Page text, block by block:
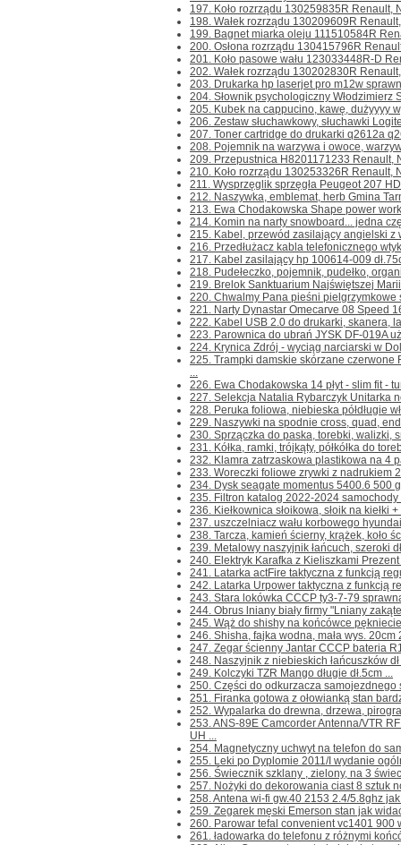
197. Koło rozrządu 130259835R Renault,
198. Wałek rozrządu 130209609R
199. Bagnet miarka oleju 111510584R
200. Osłona rozrządu 130415796R
201. Koło pasowe wału 123033448R-D
202. Wałek rozrządu 130202830R
203. Drukarka hp laserjet pro m12w
204. Słownik psychologiczny Włodzimierz
205. Kubek na cappucino, kawę, dużyyyy
206. Zestaw słuchawkowy, słuchawki
207. Toner cartridge do drukarki q2612a
208. Pojemnik na warzywa i owoce,
209. Przepustnica H8201171233 Renault,
210. Koło rozrządu 130253326R Renault,
211. Wysprzęglik sprzęgła Peugeot 207
212. Naszywka, emblemat, herb Gmina
213. Ewa Chodakowska Shape power
214. Komin na narty snowboard... jedna
215. Kabel, przewód zasilający angielski z
216. Przedłużacz kabla telefonicznego
217. Kabel zasilający hp 100614-009
218. Pudełeczko, pojemnik, pudełko,
219. Brelok Sanktuarium Najświętszej
220. Chwalmy Pana pieśni pielgrzymkowe
221. Narty Dynastar Omecarve 08 Speed
222. Kabel USB 2.0 do drukarki, skanera,
223. Parownica do ubrań JYSK DF-019A
224. Krynica Zdrój - wyciąg narciarski w
225. Trampki damskie skórzane czerwone
...
226. Ewa Chodakowska 14 płyt - slim fit -
227. Selekcja Natalia Rybarczyk Unitarka
228. Peruka foliowa, niebieska półdługie
229. Naszywki na spodnie cross, quad,
230. Sprzączka do paska, torebki, walizki,
231. Kółka, ramki, trójkąty, półkółka do
232. Klamra zatrzaskowa plastikowa na 4
233. Woreczki foliowe zrywki z nadrukiem
234. Dysk seagate momentus 5400.6 500
235. Filtron katalog 2022-2024
236. Kiełkownica słoikowa, słoik na kiełki
237. uszczelniacz wału korbowego
238. Tarcza, kamień ścierny, krążek, koło
239. Metalowy naszyjnik łańcuch, szeroki
240. Elektryk Karafka z Kieliszkami
241. Latarka actFire taktyczna z funkcją
242. Latarka Urpower taktyczna z funkcją
243. Stara lokówka CCCP ty3-7-79
244. Obrus lniany biały firmy "Lniany
245. Wąż do shishy na końcówce
246. Shisha, fajka wodna, mała wys. 20cm
247. Zegar ścienny Jantar CCCP bateria
248. Naszyjnik z niebieskich łańcuszków
249. Kolczyki TZR Mango długie dł.5cm ...
250. Części do odkurzacza samojezdnego
251. Firanka gotowa z ołowianką stan
252. Wypalarka do drewna, drzewa,
253. ANS-89E Camcorder Antenna/VTR
UH ...
254. Magnetyczny uchwyt na telefon do
255. Leki po Dyplomie 2011/I wydanie
256. Świecznik szklany , zielony, na 3
257. Nożyki do dekorowania ciast 8 sztuk
258. Antena wi-fi gw.40 2153 2.4/5.8ghz
259. Zegarek męski Emerson stan jak
260. Parowar tefal convenient vc1401 900
261. ładowarka do telefonu z różnymi